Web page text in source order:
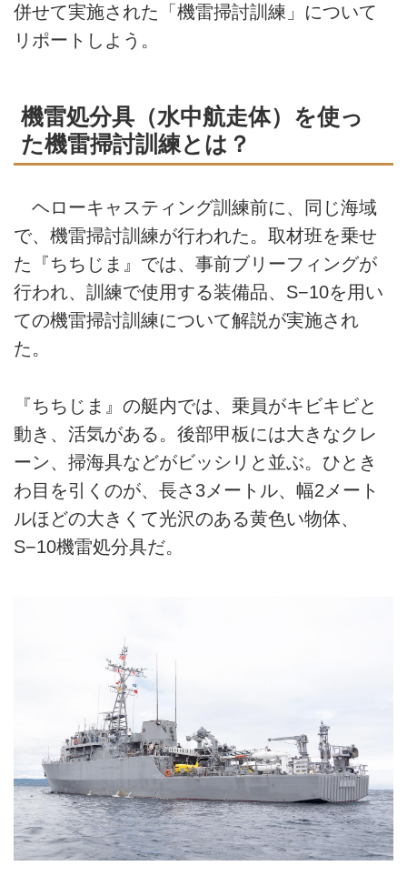
併せて実施された「機雷掃討訓練」について
リポートしよう。
機雷処分具（水中航走体）を使っ
た機雷掃討訓練とは？
ヘローキャスティング訓練前に、同じ海域
で、機雷掃討訓練が行われた。取材班を乗せ
た『ちちじま』では、事前ブリーフィングが
行われ、訓練で使用する装備品、S−10を用い
ての機雷掃討訓練について解説が実施され
た。
『ちちじま』の艇内では、乗員がキビキビと
動き、活気がある。後部甲板には大きなクレ
ーン、掃海具などがビッシリと並ぶ。ひとき
わ目を引くのが、長さ3メートル、幅2メート
ルほどの大きくて光沢のある黄色い物体、
S−10機雷処分具だ。